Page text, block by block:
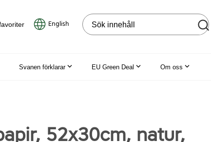
English Sök på webbplatsen
Svanen förklarar EU Green Deal Om oss
52x30cm, natur,